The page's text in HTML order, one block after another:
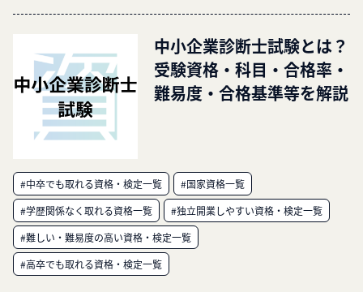
中小企業診断士試験とは？
受験資格・科目・合格率・
難易度・合格基準等を解説
#中卒でも取れる資格・検定一覧
#国家資格一覧
#学歴関係なく取れる資格一覧
#独立開業しやすい資格・検定一覧
#難しい・難易度の高い資格・検定一覧
#高卒でも取れる資格・検定一覧